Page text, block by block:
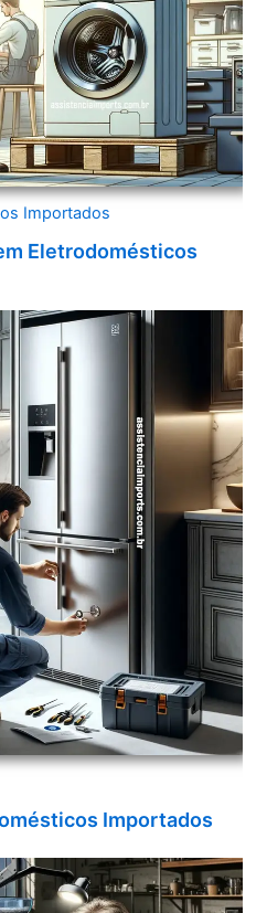
Importados
Eletrodomésticos
Importados